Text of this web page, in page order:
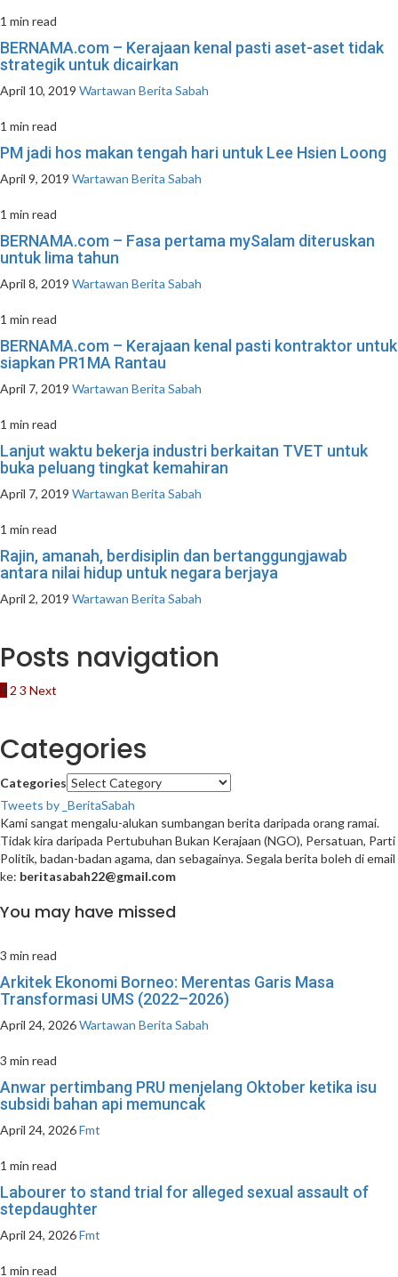
1 min read
BERNAMA.com – Kerajaan kenal pasti aset-aset tidak
strategik untuk dicairkan
April 10, 2019 Wartawan Berita Sabah
1 min read
PM jadi hos makan tengah hari untuk Lee Hsien Loong
April 9, 2019 Wartawan Berita Sabah
1 min read
BERNAMA.com – Fasa pertama mySalam diteruskan
untuk lima tahun
April 8, 2019 Wartawan Berita Sabah
1 min read
BERNAMA.com – Kerajaan kenal pasti kontraktor untuk
siapkan PR1MA Rantau
April 7, 2019 Wartawan Berita Sabah
1 min read
Lanjut waktu bekerja industri berkaitan TVET untuk
buka peluang tingkat kemahiran
April 7, 2019 Wartawan Berita Sabah
1 min read
Rajin, amanah, berdisiplin dan bertanggungjawab
antara nilai hidup untuk negara berjaya
April 2, 2019 Wartawan Berita Sabah
Posts navigation
1 2 3 Next
Categories
Categories
Tweets by _BeritaSabah
Kami sangat mengalu-alukan sumbangan berita daripada orang ramai.
Tidak kira daripada Pertubuhan Bukan Kerajaan (NGO), Persatuan, Parti
Politik, badan-badan agama, dan sebagainya. Segala berita boleh di email
ke: beritasabah22@gmail.com
You may have missed
3 min read
Arkitek Ekonomi Borneo: Merentas Garis Masa
Transformasi UMS (2022–2026)
April 24, 2026Wartawan Berita Sabah
3 min read
Anwar pertimbang PRU menjelang Oktober ketika isu
subsidi bahan api memuncak
April 24, 2026Fmt
1 min read
Labourer to stand trial for alleged sexual assault of
stepdaughter
April 24, 2026Fmt
1 min read